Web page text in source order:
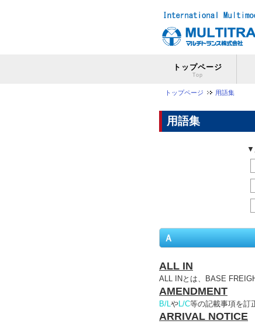
トップページ
Top
トップページ 用語集
用語集
▼
Ａ
ALL IN
ALL INとは、BASE
AMENDMENT
B/LやL/C等の記載事項を訂
ARRIVAL NOTICE